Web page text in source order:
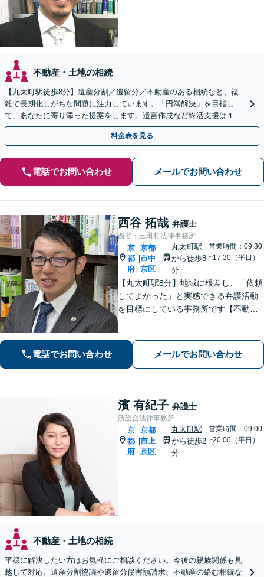
不動産・土地の相続
【丸太町駅徒歩8分】遺産分割／遺留分／不動産のある相続など、複
雑で長期化しがちな問題に注力しています。「円満解決」を目指し
て、あなたに寄り添った提案をします。遺言作成など終活支援は１１
万円（税込）〜。【明瞭会計・スピード対応】【他士業連携】
料金表を見る
電話でお問い合わせ メールでお問い合わせ
西谷 拓哉 弁護士
西谷・三田村法律事務所
京
都
府
京都
市中
京区
丸太町駅
から徒歩8
分
営業時間：09:30
~17:30（平日）
【丸太町駅8分】地域に根差し、「依頼
してよかった」と実感できる弁護活動
を目標にしている事務所です【不動
続・遺言】相談者さまに寄り添い、円
滑な相続を目指します
電話でお問い合わせ メールでお問い合わせ
濱 有紀子 弁護士
濱総合法律事務所
京
都
府
京都
市上
京区
丸太町駅
から徒歩2
分
営業時間：09:00
~20:00（平日）
不動産・土地の相続
平穏に解決したい方はお気軽にご相談ください。今後の親族関係も見
越して対応。遺産分割協議や遺留分侵害額請求、不動産の絡む相続な